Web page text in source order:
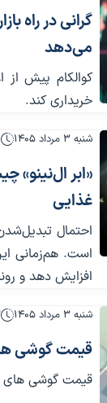
می‌دهد
کوالکام پیش از
خریداری کند.
شنبه ۳ مرداد ۱۴۰۵
«ابر
غذایی
افزایش دهد و
شنبه ۳ مرداد ۱۴۰۵
قیمت گوشی های
قیمت گوشی های موبایل